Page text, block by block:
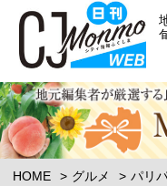
HOME グルメ
パリ